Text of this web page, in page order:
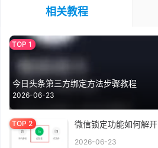
相关教程
今日头条第三方绑定方法步骤教程
2026-06-23
微信锁定功能如何解开
2026-06-23